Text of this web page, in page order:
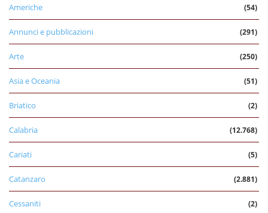
Americhe (54)
Annunci e pubblicazioni (291)
Arte (250)
Asia e Oceania (51)
Briatico (2)
Calabria (12.768)
Cariati (5)
Catanzaro (2.881)
Cessaniti (2)